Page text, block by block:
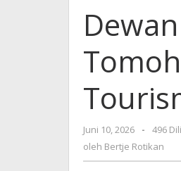
Juni 10, 2026
oleh
Bertje
-
496
oleh Bertje Rotikan